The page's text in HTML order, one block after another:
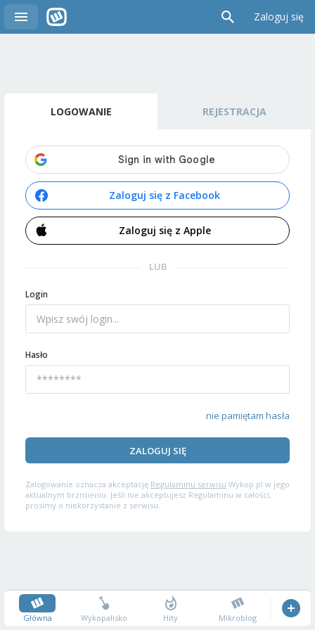
Zaloguj się
LOGOWANIE REJESTRACJA
Zaloguj się z Facebook
Zaloguj się z Apple
LUB
Login
Hasło
nie pamiętam hasła
ZALOGUJ SIĘ
Zalogowanie oznacza akceptację Regulaminu serwisu Wykop.pl w jego
aktualnym brzmieniu. Jeśli nie akceptujesz Regulaminu w całości,
prosimy o niekorzystanie z serwisu.
Główna Wykopalisko Hity Mikroblog